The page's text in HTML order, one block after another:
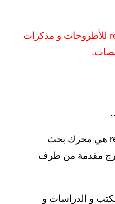
القاعدة العربية repository للأطروحات و مذكرات
القاعدة العربية repository هي محرك بحث
مقدمة من طرف
و الدراسات و